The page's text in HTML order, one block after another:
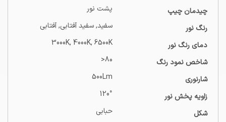
چیدمان چیپ
پشت نور
رنگ نور
سفید, سفید آفتابی, آفتابی
دمای رنگ نور
3000K, 4000K, 6500K
شاخص نمود رنگ
80<
شارنوری
500Lm
زاویه پخش نور
120°
شکل
حبابی